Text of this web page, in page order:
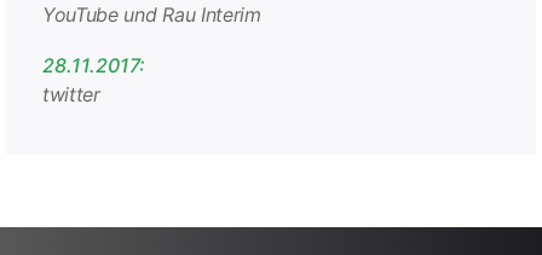
YouTube und Rau Interim
28.11.2017:
twitter